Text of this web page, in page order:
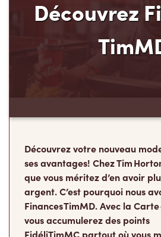
ses avantages! Chez Tim
que vous méritez d’en avoir
argent. C’est pourquoi nous
Finances TimMD. Avec la Carte
vous accumulerez des points
FidéliTimMC partout où vous